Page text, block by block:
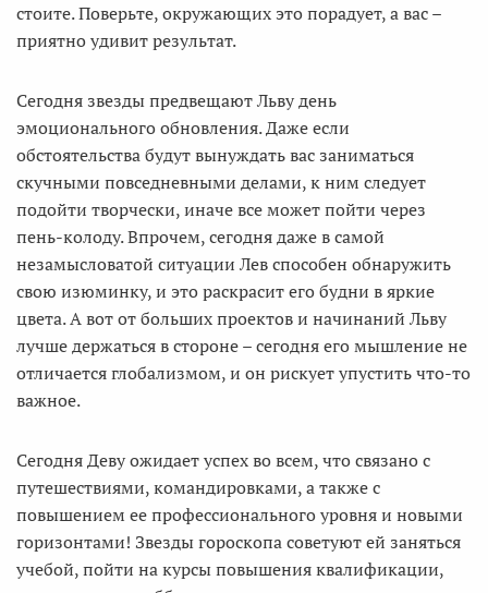
стоите. Поверьте, окружающих это порадует, а вас –
приятно удивит результат.
Сегодня звезды предвещают Льву день
эмоционального обновления. Даже если
обстоятельства будут вынуждать вас заниматься
скучными повседневными делами, к ним следует
подойти творчески, иначе все может пойти через
пень-колоду. Впрочем, сегодня даже в самой
незамысловатой ситуации Лев способен обнаружить
свою изюминку, и это раскрасит его будни в яркие
цвета. А вот от больших проектов и начинаний Льву
лучше держаться в стороне – сегодня его мышление не
отличается глобализмом, и он рискует упустить что-то
важное.
Сегодня Деву ожидает успех во всем, что связано с
путешествиями, командировками, а также с
повышением ее профессионального уровня и новыми
горизонтами! Звезды гороскопа советуют ей заняться
учебой, пойти на курсы повышения квалификации,